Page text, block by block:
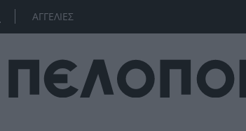
ΑΓΓΕΛΙΕΣ